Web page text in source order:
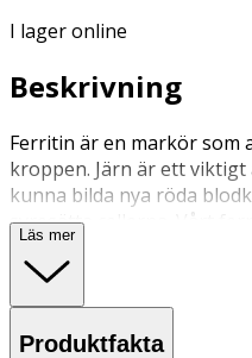
I lager online
Beskrivning
Ferritin är en markör som
kroppen. Järn är ett
kunna bilda nya röda
syresätta cellerna. Vårt
Ferrit i blodet och ger en
OK för gravida och
Läs mer
Produktfakta